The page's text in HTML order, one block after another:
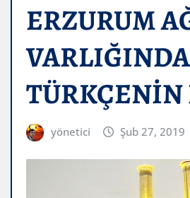
ERZURUM
yönetici Şub 27, 2019